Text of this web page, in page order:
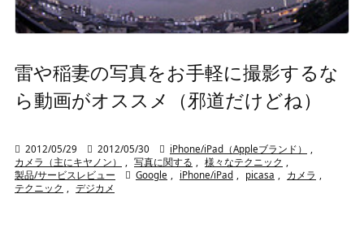
雷や稲妻の写真をお手軽に撮影するな
ら動画がオススメ（邪道だけどね）
 2012/05/29  2012/05/30  iPhone/iPad（Appleブランド）
,
カメラ（主にキヤノン）
, 写真に関する , 様々なテクニック ,
製品/サービスレビュー
 Google , iPhone/iPad , picasa , カメラ ,
テクニック , デジカメ